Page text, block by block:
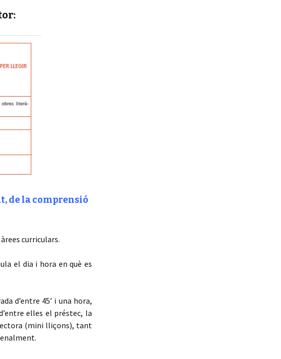
de la comprensió
curriculars.
el dia i hora en què es
d’entre 45’ i una hora,
elles el préstec, la
(mini lliçons), tant